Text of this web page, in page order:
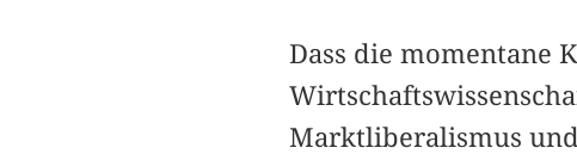
Dass die momentane
Marktliberalismus